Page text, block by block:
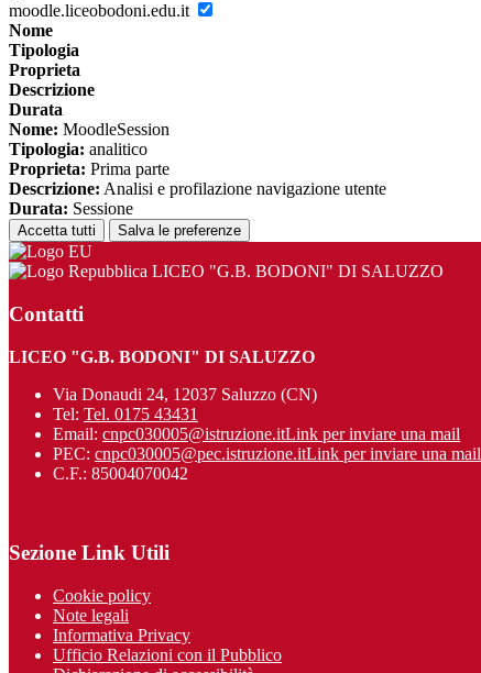
moodle.liceobodoni.edu.it
Nome
Tipologia
Proprieta
Descrizione
Durata
Nome: MoodleSession
Tipologia: analitico
Proprieta: Prima parte
Descrizione: Analisi e profilazione navigazione utente
Durata: Sessione
Accetta tutti Salva le preferenze
LICEO "G.B. BODONI" DI SALUZZO
Contatti
LICEO "G.B. BODONI" DI SALUZZO
Via Donaudi 24, 12037 Saluzzo (CN)
Tel: Tel. 0175 43431
Email: cnpc030005@istruzione.itLink per inviare una mail
PEC: cnpc030005@pec.istruzione.itLink per inviare una mail
C.F.: 85004070042
Sezione Link Utili
Cookie policy
Note legali
Informativa Privacy
Ufficio Relazioni con il Pubblico